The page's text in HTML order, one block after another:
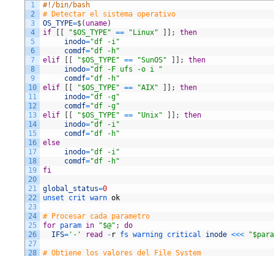
1
2
3
4
5
6
7
8
9
10
11
12
13
14
15
16
17
18
19
20
21
22
23
24
25
26
27
28
#!/bin/bash
# Detectar el sistema operativo
OS_TYPE=$( uname)
if
"$OS_TYPE" == "Linux" ;
then
inodo="df -i"
comdf="df -h"
elif
"$OS_TYPE" == "SunOS" ;
then
inodo="df -F ufs -o i "
comdf="df -h"
elif
"$OS_TYPE" == "AIX" ;
then
inodo="df -g"
comdf="df -g"
elif
"$OS_TYPE" == "Unix" ;
then
inodo="df -i"
comdf="df -h"
else
inodo="df -i"
comdf="df -h"
fi
global_status=0
unset crit warn ok
# Procesar cada parametro
for param in "$@" ;
do
IFS= '-' read - r fs warning critical inode <<<
# Obtiene los valores del File System